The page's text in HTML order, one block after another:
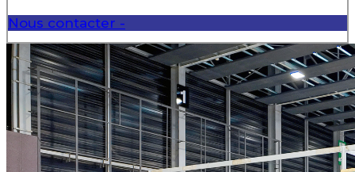
Nous contacter -